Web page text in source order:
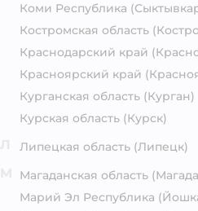
Коми Республика
Костромская область
Краснодарский край
Красноярский край
Курганская область (Курган)
Курская область (Курск)
Липецкая область (Липецк)
Магаданская область
Марий Эл Республика